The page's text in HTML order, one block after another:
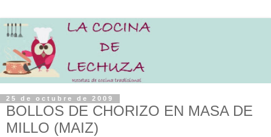
25 de octubre de 2009
BOLLOS DE CHORIZO EN MASA DE
MILLO (MAIZ)